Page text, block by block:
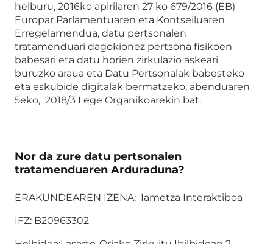
helburu, 2016ko apirilaren 27 ko 679/2016 (EB)
Europar Parlamentuaren eta Kontseiluaren
Erregelamendua, datu pertsonalen
tratamenduari dagokionez pertsona fisikoen
babesari eta datu horien zirkulazio askeari
buruzko araua eta Datu Pertsonalak babesteko
eta eskubide digitalak bermatzeko, abenduaren
5eko, 2018/3 Lege Organikoarekin bat.
Nor da zure datu pertsonalen
tratamenduaren Arduraduna?
ERAKUNDEAREN IZENA: Iametza Interaktiboa
IFZ: B20963302